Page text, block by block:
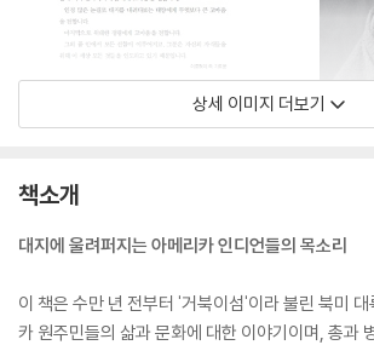
상세 이미지 더보기
책소개
대지에 울려퍼지는 아메리카 인디언들의 목소리
이 책은 수만 년 전부터 '거북이섬'이라 불린 북미
카 원주민들의 삶과 문화에 대한 이야기이며, 총과